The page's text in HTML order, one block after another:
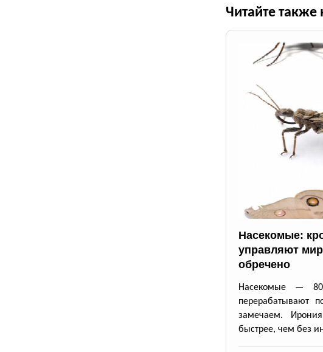
Читайте также
Насекомые:
управляют
обречено
Насекомые —
перерабатывают
замечаем.
быстрее, чем без